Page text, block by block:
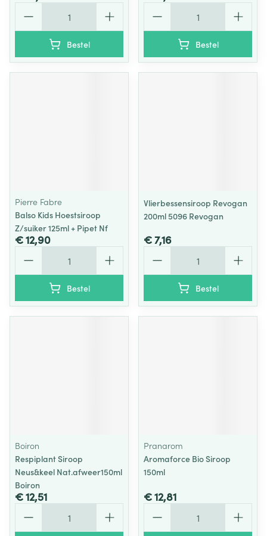
Bestel Bestel
Pierre Fabre
Balso Kids Hoestsiroop
Z/suiker 125ml + Pipet Nf
€ 12,90
Bestel
Vlierbessensiroop Revogan
200ml 5096 Revogan
€ 7,16
Bestel
Boiron
Respiplant Siroop
Neus&keel Nat.afweer150ml
Boiron
€ 12,51
Pranarom
Aromaforce Bio Siroop
150ml
€ 12,81